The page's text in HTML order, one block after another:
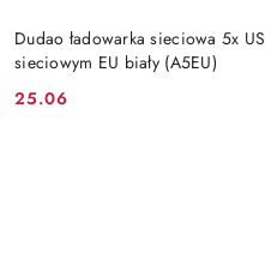
Dudao ładowarka sieciowa 5x
sieciowym EU biały (A5EU)
Cena:
25.06